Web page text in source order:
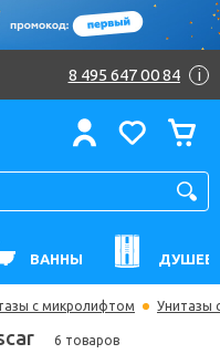
8 495 647 00 84 i
ВАННЫ
с микролифтом Унитазы
6 товаров